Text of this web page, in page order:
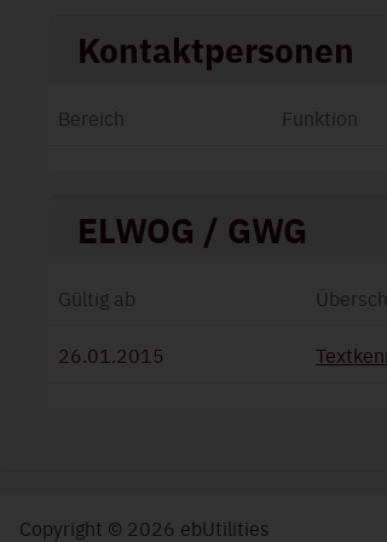
Kontaktpersonen
Bereich Funktion
ELWOG / GWG
Gültig ab
26.01.2015
Copyright © 2026 ebUtilities